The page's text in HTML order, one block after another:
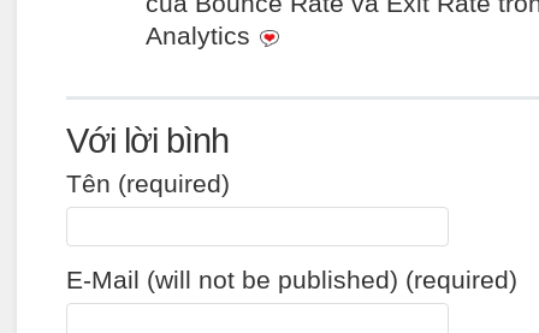
Analytics
Với lời bình
Tên (required)
E-Mail (will not be published) (required)